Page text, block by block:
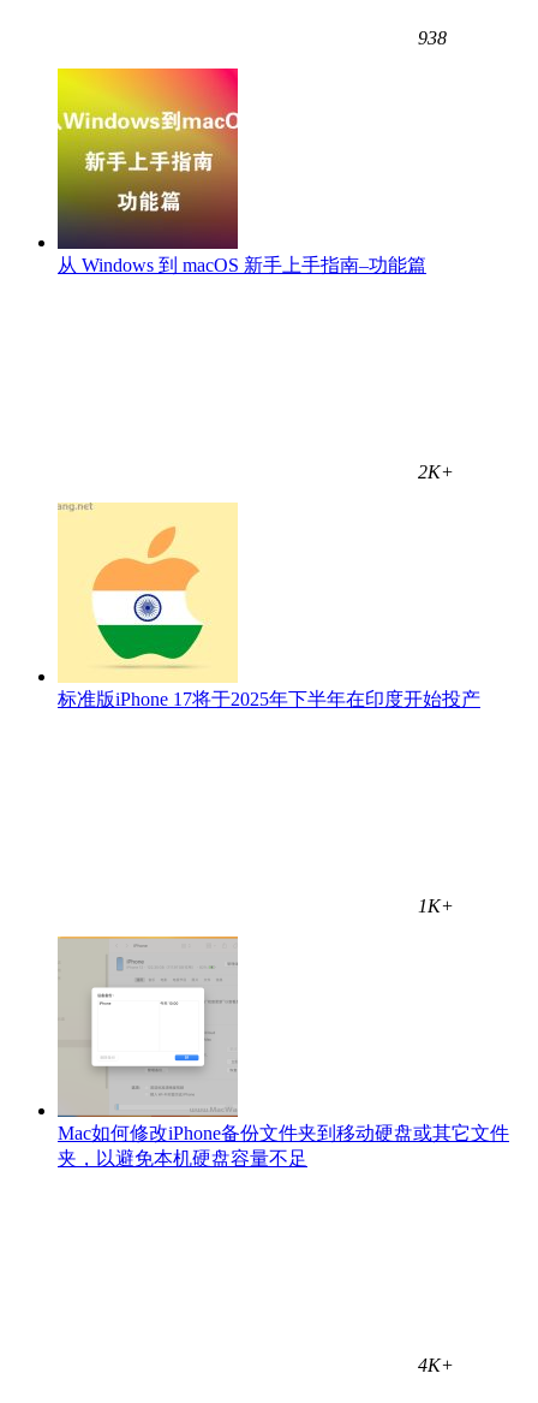
938
从 Windows 到 macOS 新手上手指南–功能篇
2K+
标准版iPhone 17将于2025年下半年在印度开始投产
1K+
Mac如何修改iPhone备份文件夹到移动硬盘或其它文件
夹，以避免本机硬盘容量不足
4K+